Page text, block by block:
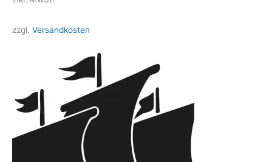
zzgl. Versandkosten